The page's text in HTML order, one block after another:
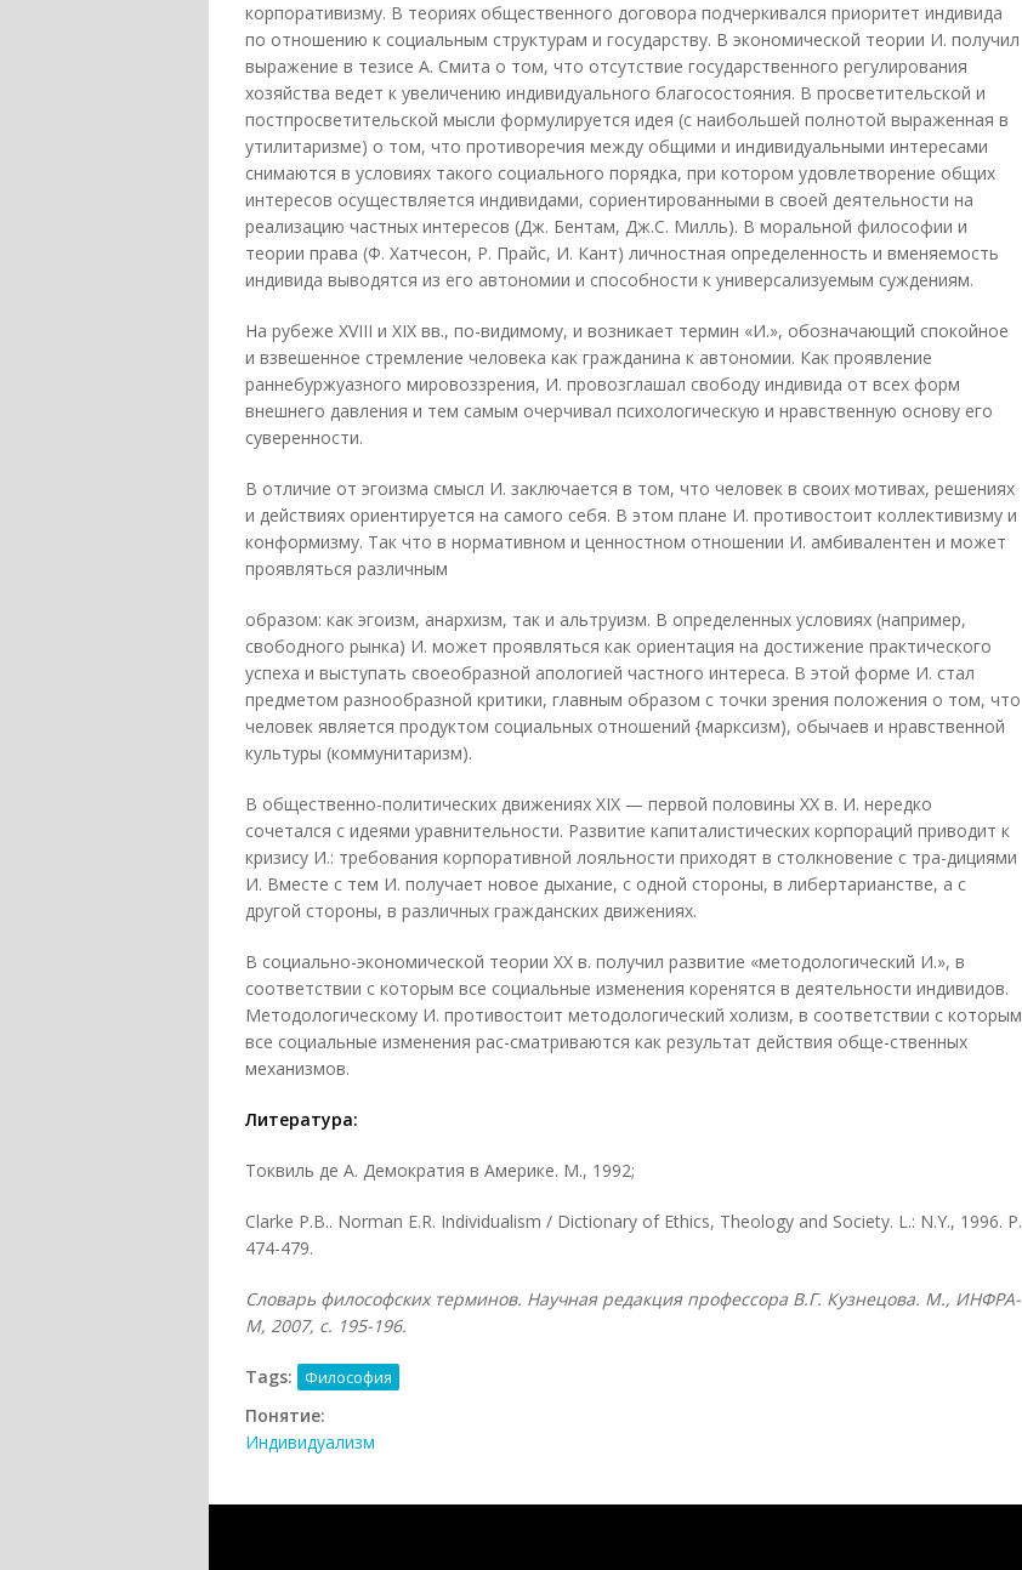
корпоративизму. В теориях общественного договора подчеркивался приоритет индивида
по отношению к социальным структурам и государству. В экономической теории И. получил
выражение в тезисе А. Смита о том, что отсутствие государственного регулирования
хозяйства ведет к увеличению индивидуального благосостояния. В просветительской и
постпросветительской мысли формулируется идея (с наибольшей полнотой выраженная в
утилитаризме) о том, что противоречия между общими и индивидуальными интересами
снимаются в условиях такого социального порядка, при котором удовлетворение общих
интересов осуществляется индивидами, сориентированными в своей деятельности на
реализацию частных интересов (Дж. Бентам, Дж.С. Милль). В моральной философии и
теории права (Ф. Хатчесон, Р. Прайс, И. Кант) личностная определенность и вменяемость
индивида выводятся из его автономии и способности к универсализуемым суждениям.
На рубеже XVIII и XIX вв., по-видимому, и возникает термин «И.», обозначающий спокойное
и взвешенное стремление человека как гражданина к автономии. Как проявление
раннебуржуазного мировоззрения, И. провозглашал свободу индивида от всех форм
внешнего давления и тем самым очерчивал психологическую и нравственную основу его
суверенности.
В отличие от эгоизма смысл И. заключается в том, что человек в своих мотивах, решениях
и действиях ориентируется на самого себя. В этом плане И. противостоит коллективизму и
конформизму. Так что в нормативном и ценностном отношении И. амбивалентен и может
проявляться различным
образом: как эгоизм, анархизм, так и альтруизм. В определенных условиях (например,
свободного рынка) И. может проявляться как ориентация на достижение практического
успеха и выступать своеобразной апологией частного интереса. В этой форме И. стал
предметом разнообразной критики, главным образом с точки зрения положения о том, что
человек является продуктом социальных отношений {марксизм), обычаев и нравственной
культуры (коммунитаризм).
В общественно-политических движениях XIX — первой половины XX в. И. нередко
сочетался с идеями уравнительности. Развитие капиталистических корпораций приводит к
кризису И.: требования корпоративной лояльности приходят в столкновение с тра-дициями
И. Вместе с тем И. получает новое дыхание, с одной стороны, в либертарианстве, а с
другой стороны, в различных гражданских движениях.
В социально-экономической теории XX в. получил развитие «методологический И.», в
соответствии с которым все социальные изменения коренятся в деятельности индивидов.
Методологическому И. противостоит методологический холизм, в соответствии с которым
все социальные изменения рас-сматриваются как результат действия обще-ственных
механизмов.
Литература:
Токвиль де А. Демократия в Америке. М., 1992;
Clarke Р.В.. Norman E.R. Individualism / Dictionary of Ethics, Theology and Society. L.: N.Y., 1996. P.
474-479.
Словарь философских терминов. Научная редакция профессора В.Г. Кузнецова. М., ИНФРА-
М, 2007, с. 195-196.
Tags: Философия
Понятие:
Индивидуализм